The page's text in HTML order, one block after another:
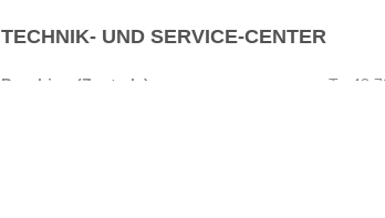
TECHNIK- UND SERVICE-CENTER
Pasching (Zentrale)
T
+43